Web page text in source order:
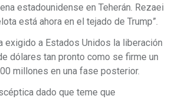
estadounidense en Teherán. Rezaei
está ahora en el tejado de Trump”.
exigido a Estados Unidos la liberación
dólares tan pronto como se firme un
millones en una fase posterior.
dado que teme que